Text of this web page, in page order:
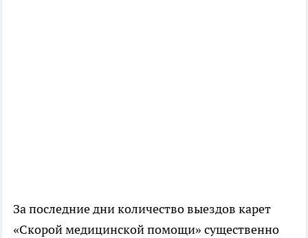
За последние дни количество выездов карет
«Скорой медицинской помощи» существенно